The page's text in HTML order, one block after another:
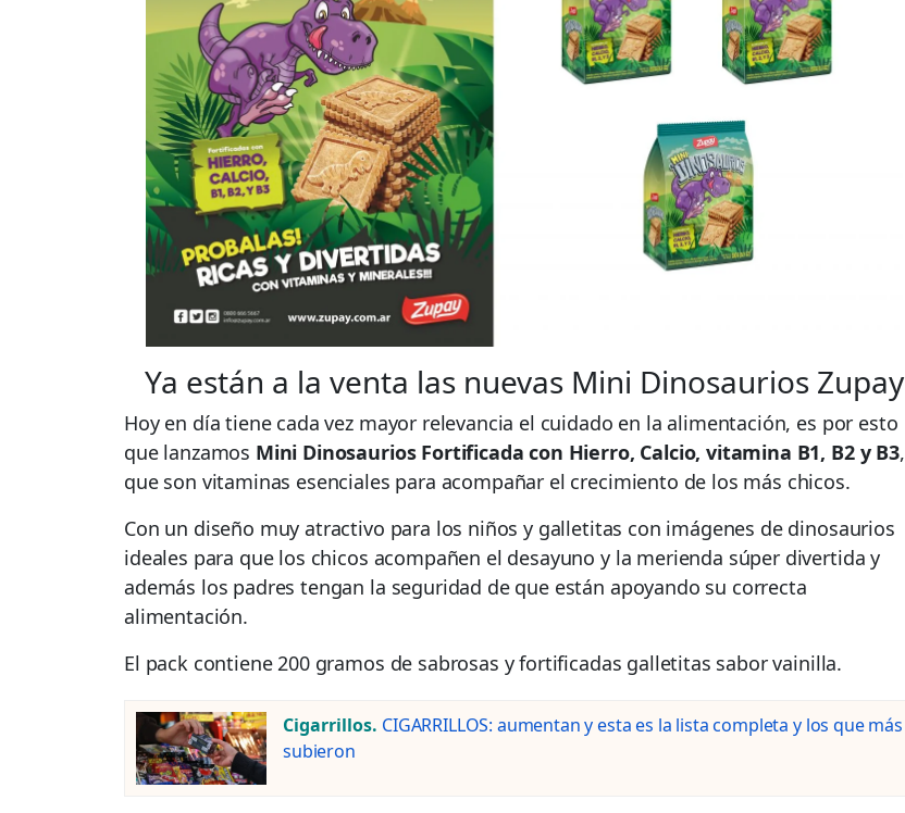
Ya están a la venta las nuevas Mini Dinosaurios Zupay
Hoy en día tiene cada vez mayor relevancia el cuidado en la alimentación, es por esto
que lanzamos Mini Dinosaurios Fortificada con Hierro, Calcio, vitamina B1, B2 y B3,
que son vitaminas esenciales para acompañar el crecimiento de los más chicos.
Con un diseño muy atractivo para los niños y galletitas con imágenes de dinosaurios
ideales para que los chicos acompañen el desayuno y la merienda súper divertida y
además los padres tengan la seguridad de que están apoyando su correcta
alimentación.
El pack contiene 200 gramos de sabrosas y fortificadas galletitas sabor vainilla.
Cigarrillos. CIGARRILLOS: aumentan y esta es la lista completa y los que más
subieron